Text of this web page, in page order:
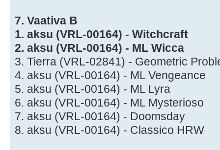
7. Vaativa B
1. aksu (VRL-00164) - Witchcraft
2. aksu (VRL-00164) - ML Wicca
3. Tierra (VRL-02841) - Geometric
4. aksu (VRL-00164) - ML Vengeance
5. aksu (VRL-00164) - ML Lyra
6. aksu (VRL-00164) - ML Mysterioso
7. aksu (VRL-00164) - Doomsday
8. aksu (VRL-00164) - Classico HRW